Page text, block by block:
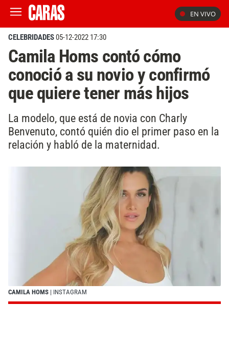
EN VIVO
CELEBRIDADES05-12-2022 17:30
Camila Homs contó cómo
conoció a su novio y confirmó
que quiere tener más hijos
La modelo, que está de novia con Charly
Benvenuto, contó quién dio el primer paso en la
relación y habló de la maternidad.
CAMILA HOMS | INSTAGRAM